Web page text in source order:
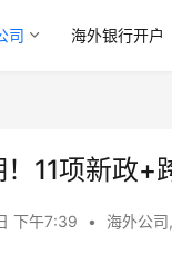
司 海外银行开户
11项新政+
下午7:39 • 海外公司,